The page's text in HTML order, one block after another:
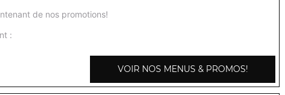
de nos promotions!
:
VOIR NOS MENUS & PROMOS!